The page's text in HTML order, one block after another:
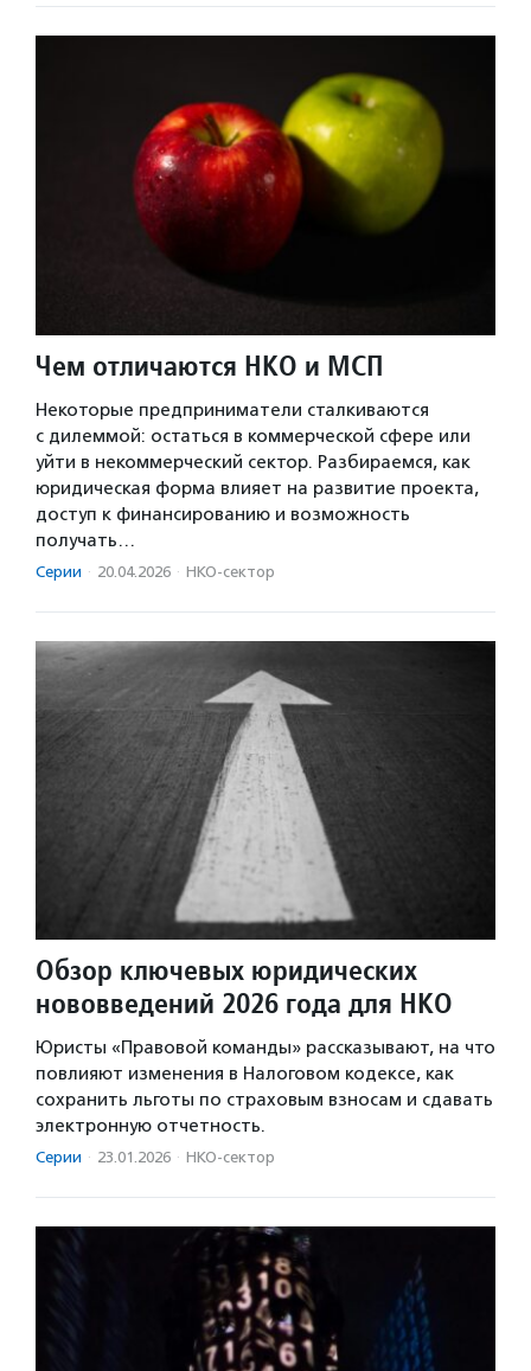
Чем отличаются НКО и МСП
Некоторые предприниматели сталкиваются
с дилеммой: остаться в коммерческой сфере или
уйти в некоммерческий сектор. Разбираемся, как
юридическая форма влияет на развитие проекта,
доступ к финансированию и возможность
получать…
Серии · 20.04.2026 · НКО-сектор
Обзор ключевых юридических
нововведений 2026 года для НКО
Юристы «Правовой команды» рассказывают, на что
повлияют изменения в Налоговом кодексе, как
сохранить льготы по страховым взносам и сдавать
электронную отчетность.
Серии · 23.01.2026 · НКО-сектор